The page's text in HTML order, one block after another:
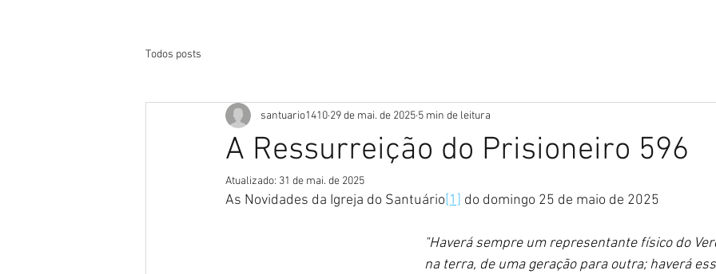
Todos posts
A Ressurreição do Prisioneiro 596
santuario1410 29 de mai. de 2025 5 min de leitura
Atualizado: 31 de mai. de 2025
As Novidades da Igreja do Santuário[1] do domingo 25 de maio de 2025
"Haverá sempre um representante físico do
na terra, de uma geração para outra; haverá